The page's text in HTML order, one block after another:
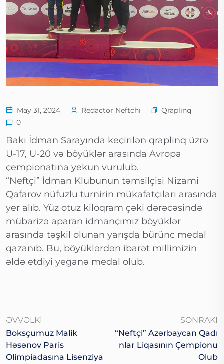
May 31, 2024 Redactor Neftchi
Qraplinq
0
Bakı İdman Sarayında keçirilən qraplinq üzrə
U-17, U-20 və böyüklər arasında Avropa
çempionatına yekun vurulub.
“Neftçi” İdman Klubunun təmsilçisi Nizami
Qafarov nüfuzlu turnirin mükafatçıları arasında
yer alıb. Yüz otuz kiloqram çəki dərəcəsində
mübarizə aparan idmançımız böyüklər
arasında təşkil olunan yarışda bürünc medal
qazanıb. Bu, böyüklərdən ibarət millimizin
əldə etdiyi yeganə medal olub.
ƏVVƏLKI
Boksçumuz Malik
Həsənov Paris
Olimpiadasına Lisenziya
SONRAKI
“Neftçi” Azərbaycan Qadı
Nlar Liqasının Çempionu
Olub